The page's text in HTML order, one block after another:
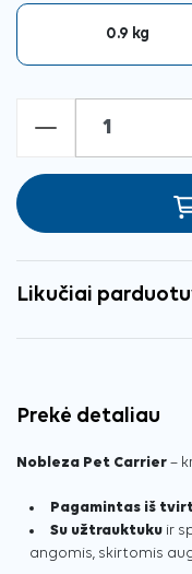
0.9 kg
-
Likučiai
Prekė detaliau
Nobleza Pet Carrier –
Pagamintas iš
Su užtrauktuku ir
angomis, skirtomis